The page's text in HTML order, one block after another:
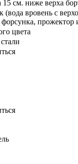
см. ниже верха
(вода вровень с
прожектор
цвета